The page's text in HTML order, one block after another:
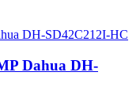
Dahua DH-